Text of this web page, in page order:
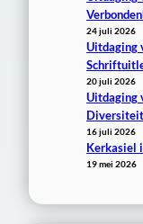
24 juli 2026
Uitdaging
20 juli 2026
Uitdaging
Diversiteit
16 juli 2026
Kerkasiel
19 mei 2026